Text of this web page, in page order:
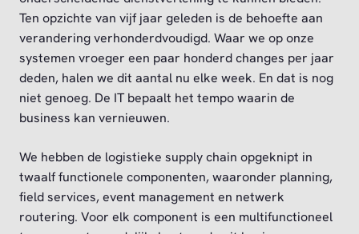
Ten opzichte van vijf jaar geleden is de behoefte aan
verandering verhonderdvoudigd. Waar we op onze
systemen vroeger een paar honderd changes per jaar
deden, halen we dit aantal nu elke week. En dat is nog
niet genoeg. De IT bepaalt het tempo waarin de
business kan vernieuwen.
We hebben de logistieke supply chain opgeknipt in
twaalf functionele componenten, waaronder planning,
field services, event management en netwerk
routering. Voor elk component is een multifunctioneel